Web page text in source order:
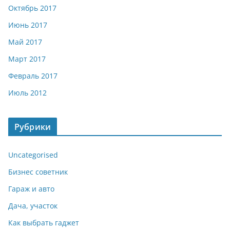
Октябрь 2017
Июнь 2017
Май 2017
Март 2017
Февраль 2017
Июль 2012
Рубрики
Uncategorised
Бизнес советник
Гараж и авто
Дача, участок
Как выбрать гаджет